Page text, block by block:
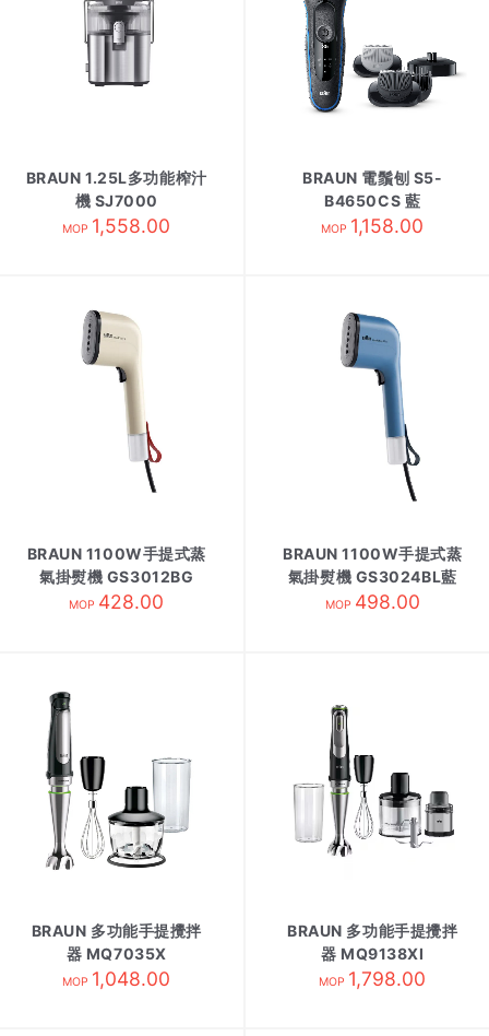
BRAUN 1.25L多功能榨汁
機 SJ7000
MOP 1,558.00
BRAUN 電鬚刨 S5-
B4650CS 藍
MOP 1,158.00
BRAUN 1100W手提式蒸
氣掛熨機 GS3012BG
MOP 428.00
BRAUN 1100W手提式蒸
氣掛熨機 GS3024BL藍
MOP 498.00
BRAUN 多功能手提攪拌
器 MQ7035X
MOP 1,048.00
BRAUN 多功能手提攪拌
器 MQ9138XI
MOP 1,798.00